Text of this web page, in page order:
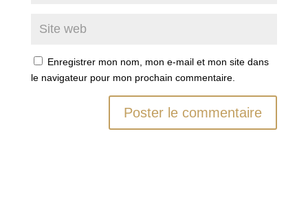
Enregistrer mon nom, mon e-mail et mon site dans
le navigateur pour mon prochain commentaire.